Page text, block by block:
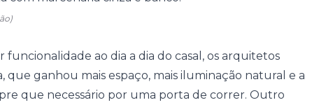
ao dia a dia do casal, os arquitetos
que ganhou mais espaço, mais iluminação natural e a
que necessário por uma porta de correr. Outro